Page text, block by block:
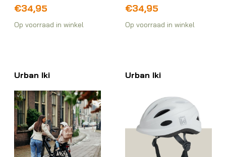
€34,95
Op voorraad in winkel
€34,95
Op voorraad in winkel
Urban Iki Urban Iki